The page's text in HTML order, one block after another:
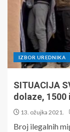
IZBOR UREDNIKA
SITUACIJA
dolaze,
13. ožujka 2021.
Broj ilegalnih